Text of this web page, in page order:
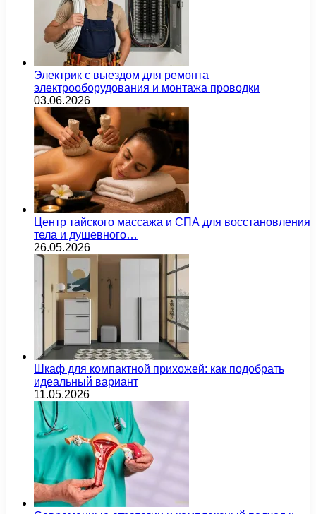
Электрик с выездом для ремонта
электрооборудования и монтажа проводки
03.06.2026
Центр тайского массажа и СПА для восстановления
тела и душевного…
26.05.2026
Шкаф для компактной прихожей: как подобрать
идеальный вариант
11.05.2026